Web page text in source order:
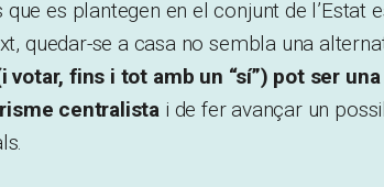
es plantegen en el conjunt de l’Estat
quedar-se a casa no sembla una
fins i tot amb un “sí”) pot ser
centralista i de fer avançar un